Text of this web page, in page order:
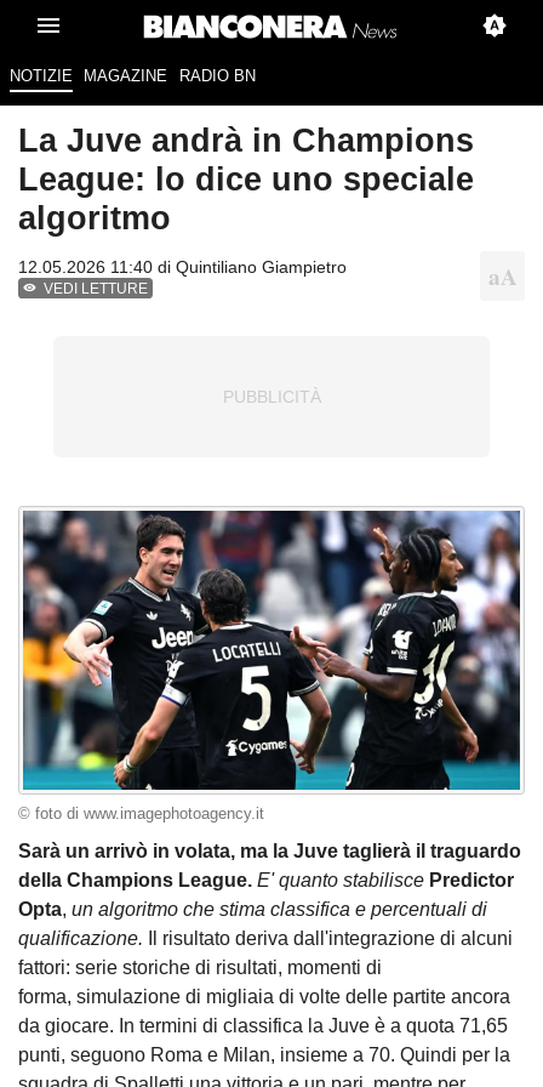
NOTIZIE MAGAZINE RADIO BN
La Juve andrà in Champions
League: lo dice uno speciale
algoritmo
12.05.2026 11:40 di Quintiliano Giampietro
VEDI LETTURE
© foto di www.imagephotoagency.it
Sarà un arrivò in volata, ma la Juve taglierà il traguardo
della Champions League. E' quanto stabilisce Predictor
Opta, un algoritmo che stima classifica e percentuali di
qualificazione.
Il risultato deriva dall'integrazione di alcuni
fattori: serie storiche di risultati, momenti di
forma, simulazione di migliaia di volte delle partite ancora
da giocare. In termini di classifica la Juve è a quota 71,65
punti, seguono Roma e Milan, insieme a 70. Quindi per la